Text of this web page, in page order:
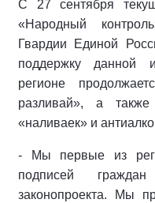
С 27 сентября
«Народный
Гвардии Единой
поддержку данной
регионе
разливай», а
«наливаек» и
- Мы первые из
подписей
законопроекта. Мы